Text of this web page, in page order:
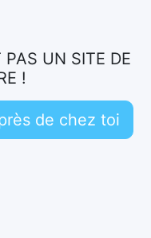
UN SITE DE
!
de chez toi